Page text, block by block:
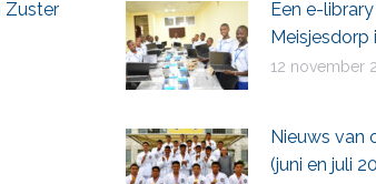
Zuster
Een e-
Meisjesdorp
12 november
Nieuws van
(juni en juli